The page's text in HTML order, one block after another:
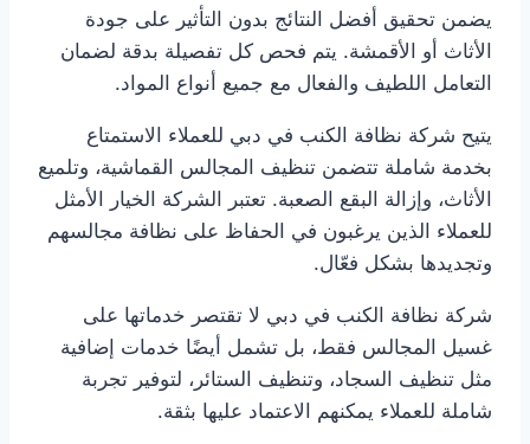
يضمن تحقيق أفضل النتائج بدون التأثير على جودة
الأثاث أو الأقمشة. يتم فحص كل تفصيلة بدقة لضمان
التعامل اللطيف والفعال مع جميع أنواع المواد.
يتيح شركة نظافة الكنب في دبي للعملاء الاستمتاع
بخدمة شاملة تتضمن تنظيف المجالس القماشية، وتلميع
الأثاث، وإزالة البقع الصعبة. تعتبر الشركة الخيار الأمثل
للعملاء الذين يرغبون في الحفاظ على نظافة مجالسهم
وتجديدها بشكل فعّال.
شركة نظافة الكنب في دبي لا تقتصر خدماتها على
غسيل المجالس فقط، بل تشمل أيضًا خدمات إضافية
مثل تنظيف السجاد، وتنظيف الستائر، لتوفير تجربة
شاملة للعملاء يمكنهم الاعتماد عليها بثقة.